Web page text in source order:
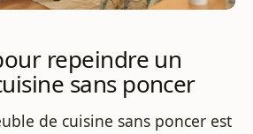
repeindre un
sans poncer
de cuisine sans poncer est